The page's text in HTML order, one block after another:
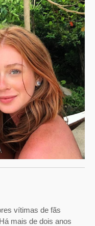
vítimas de fãs
Há mais de dois anos